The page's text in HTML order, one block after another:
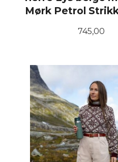
Mørk Petrol
Pris
745,00